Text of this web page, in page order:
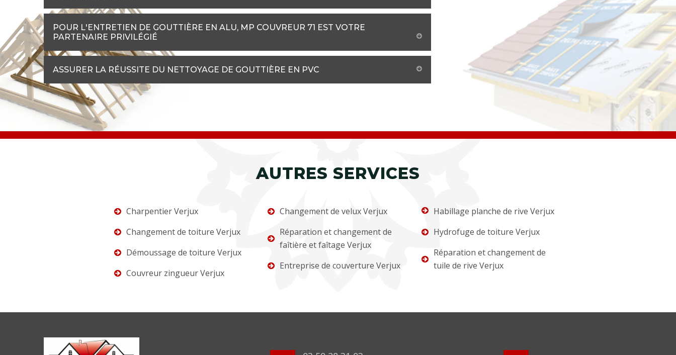
POUR L'ENTRETIEN DE GOUTTIÈRE EN ALU, MP COUVREUR 71 EST VOTRE
PARTENAIRE PRIVILÉGIÉ
ASSURER LA RÉUSSITE DU NETTOYAGE DE GOUTTIÈRE EN PVC
AUTRES SERVICES
Charpentier Verjux
Changement de toiture Verjux
Démoussage de toiture Verjux
Couvreur zingueur Verjux
Changement de velux Verjux
Réparation et changement de
faîtière et faîtage Verjux
Entreprise de couverture Verjux
Habillage planche de rive Verjux
Hydrofuge de toiture Verjux
Réparation et changement de
tuile de rive Verjux